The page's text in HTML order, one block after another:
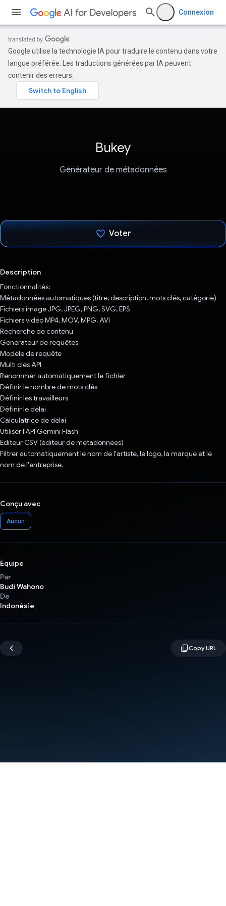
Connexion
Google utilise la technologie IA pour traduire le contenu dans votre
langue préférée. Les traductions générées par IA peuvent
contenir des erreurs.
Bukey
Générateur de métadonnées
Voter
Description
Fonctionnalités:
Métadonnées automatiques (titre, description, mots clés, catégorie)
Fichiers image JPG, JPEG, PNG, SVG, EPS
Fichiers vidéo MP4, MOV, MPG, AVI
Recherche de contenu
Générateur de requêtes
Modèle de requête
Multi clés API
Renommer automatiquement le fichier
Définir le nombre de mots clés
Définir les travailleurs
Définir le délai
Calculatrice de délai
Utiliser l'API Gemini Flash
Éditeur CSV (éditeur de métadonnées)
Filtrer automatiquement le nom de l'artiste, le logo, la marque et le
nom de l'entreprise.
Conçu avec
Aucun
Équipe
Par
Budi Wahono
De
Indonésie